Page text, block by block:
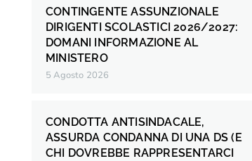
CONTINGENTE ASSUNZIONALE
DIRIGENTI SCOLASTICI 2026/2027:
DOMANI INFORMAZIONE AL
MINISTERO
5 Agosto 2026
CONDOTTA ANTISINDACALE,
ASSURDA CONDANNA DI UNA DS (E
CHI DOVREBBE RAPPRESENTARCI